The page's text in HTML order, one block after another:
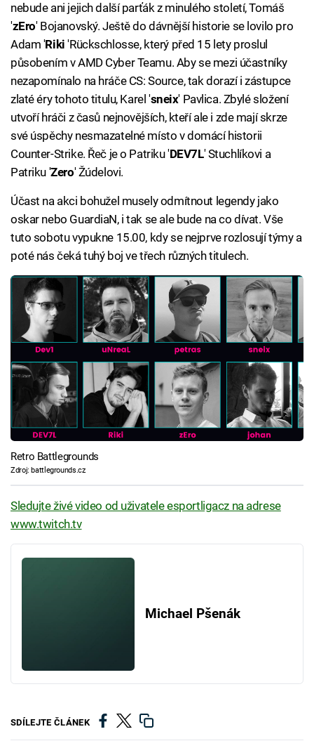
nebude ani jejich další parťák z minulého století, Tomáš
'zEro' Bojanovský. Ještě do dávnější historie se lovilo pro
Adam 'Riki'Rückschlosse, který před 15 lety proslul
působením v AMD Cyber Teamu. Aby se mezi účastníky
nezapomínalo na hráče CS: Source, tak dorazí i zástupce
zlaté éry tohoto titulu, Karel 'sneix' Pavlica. Zbylé složení
utvoří hráči z časů nejnovějších, kteří ale i zde mají skrze
své úspěchy nesmazatelné místo v domácí historii
Counter-Strike. Řeč je o Patriku 'DEV7L' Stuchlíkovi a
Patriku 'Zero' Žúdelovi.
Účast na akci bohužel musely odmítnout legendy jako
oskar nebo GuardiaN, i tak se ale bude na co dívat. Vše
tuto sobotu vypukne 15.00, kdy se nejprve rozlosují týmy a
poté nás čeká tuhý boj ve třech různých titulech.
Retro Battlegrounds
Zdroj: battlegrounds.cz
Sledujte živé video od uživatele esportligacz na adrese
www.twitch.tv
Michael Pšenák
SDÍLEJTE ČLÁNEK